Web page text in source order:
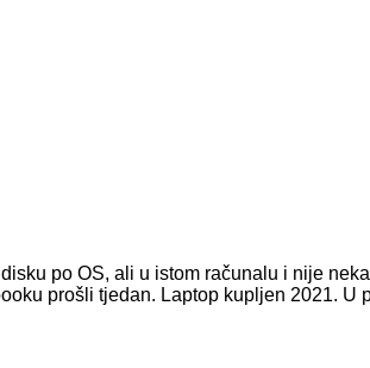
po OS, ali u istom računalu i nije
prošli tjedan. Laptop kupljen 2021. U